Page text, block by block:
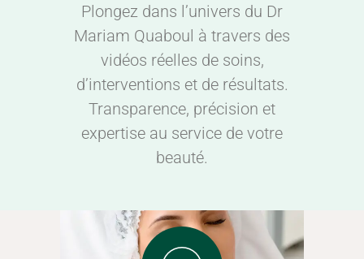
Plongez dans l’univers du Dr
Mariam Quaboul à travers des
vidéos réelles de soins,
d’interventions et de résultats.
Transparence, précision et
expertise au service de votre
beauté.